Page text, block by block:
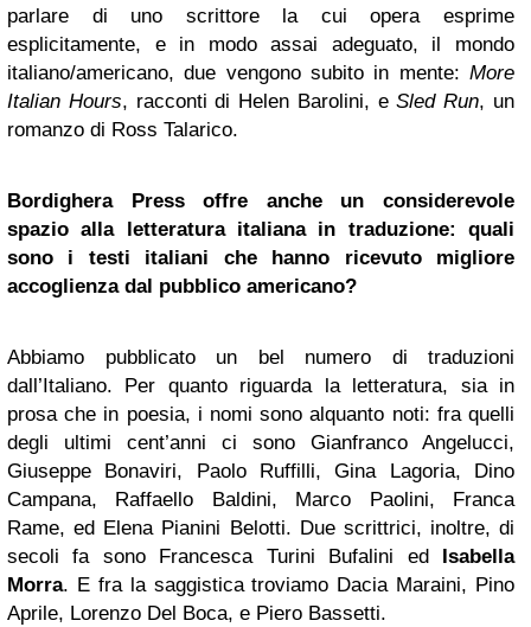
parlare di uno scrittore la cui opera esprime
esplicitamente, e in modo assai adeguato, il mondo
italiano/americano, due vengono subito in mente: More
Italian Hours, racconti di Helen Barolini, eSled Run, un
romanzo di Ross Talarico.
Bordighera Press offre anche un considerevole
spazio alla letteratura italiana in traduzione: quali
sono i testi italiani che hanno ricevuto migliore
accoglienza dal pubblico americano?
Abbiamo pubblicato un bel numero di traduzioni
dall’Italiano. Per quanto riguarda la letteratura, sia in
prosa che in poesia, i nomi sono alquanto noti: fra quelli
degli ultimi cent’anni ci sono Gianfranco Angelucci,
Giuseppe Bonaviri, Paolo Ruffilli, Gina Lagoria, Dino
Campana, Raffaello Baldini, Marco Paolini, Franca
Rame, ed Elena Pianini Belotti. Due scrittrici, inoltre, di
secoli fa sono Francesca Turini Bufalini ed Isabella
Morra. E fra la saggistica troviamo Dacia Maraini, Pino
Aprile, Lorenzo Del Boca, e Piero Bassetti.